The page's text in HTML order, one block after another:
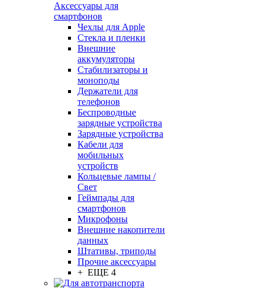
Аксессуары для
смартфонов
Чехлы для Apple
Стекла и пленки
Внешние
аккумуляторы
Стабилизаторы и
моноподы
Держатели для
телефонов
Беспроводные
зарядные устройства
Зарядные устройства
Кабели для
мобильных
устройств
Кольцевые лампы /
Свет
Геймпады для
смартфонов
Микрофоны
Внешние накопители
данных
Штативы, триподы
Прочие аксессуары
+ ЕЩЕ 4